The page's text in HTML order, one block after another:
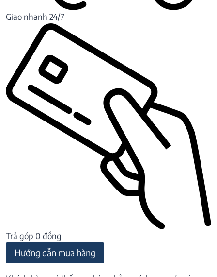
Giao nhanh 24/7
Trả góp 0 đồng
Hướng dẫn mua hàng